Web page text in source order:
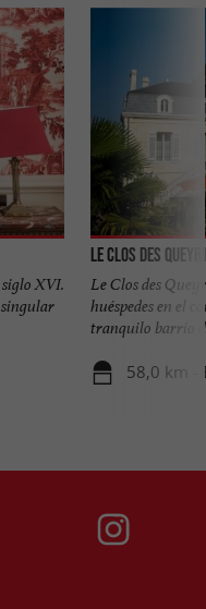
XVI.
singular
Le Clos des
Le Clos des
huéspedes en el
tranquilo barrio
58,0 km -